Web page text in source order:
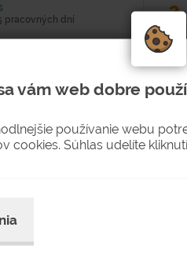
pracovných dní
vám web dobre
používanie webu
cookies. Súhlas udelíte